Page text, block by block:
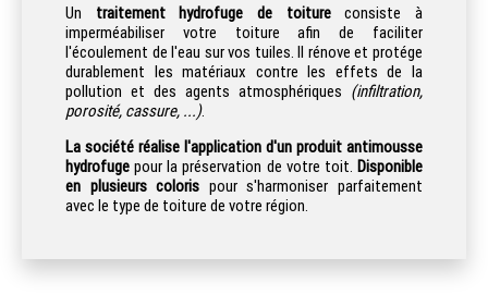
Un traitement hydrofuge de toitureconsiste à
imperméabiliser votre toiture afin de faciliter
l'écoulement de l'eau sur vos tuiles. Il rénove et protége
durablement les matériaux contre les effets de la
pollution et des agents atmosphériques (infiltration,
porosité, cassure, ...).
La société réalise l'application d'un produit antimousse
hydrofuge pour la préservation de votre toit. Disponible
en plusieurs coloris pour s'harmoniser parfaitement
avec le type de toiture de votre région.